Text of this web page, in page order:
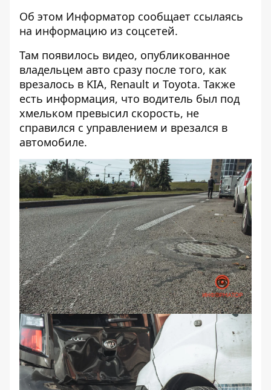
Об этом Информатор сообщает ссылаясь
на информацию из соцсетей.
Там появилось видео, опубликованное
владельцем авто сразу после того, как
врезалось в KIA, Renault и Toyota. Также
есть информация, что водитель был под
хмельком превысил скорость, не
справился с управлением и врезался в
автомобиле.